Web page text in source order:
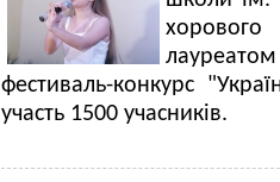
фестиваль-конкурс
участь 1500 учасників.